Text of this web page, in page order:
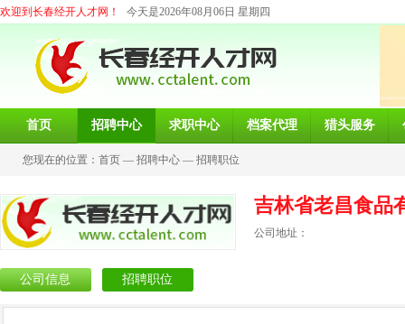
欢迎到长春经开人才网！ 今天是2026年08月06日 星期四
首页 招聘中心 求职中心 档案代理 猎头服务
您现在的位置： 首页 — 招聘中心 — 招聘职位
吉林省老昌食品
公司地址：
公司信息 招聘职位